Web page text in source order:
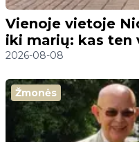
Vienoje vietoje
iki marių: kas ten
2026-08-08
Žmonės